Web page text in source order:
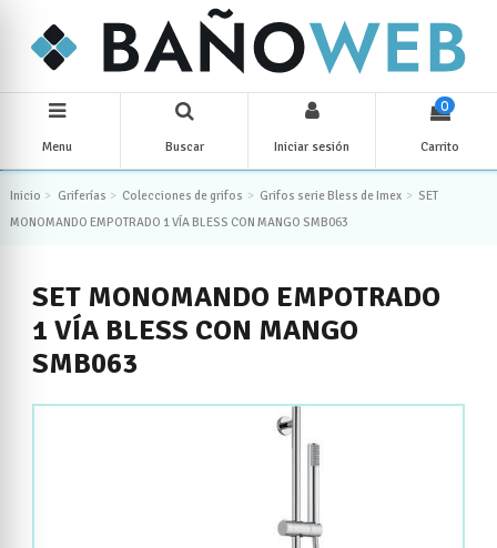
Menu Buscar Iniciar sesión
0
Carrito
Inicio Griferías Colecciones de grifos Grifos serie Bless de Imex
SET
MONOMANDO EMPOTRADO 1 VÍA BLESS CON MANGO SMB063
SET MONOMANDO EMPOTRADO
1 VÍA BLESS CON MANGO
SMB063